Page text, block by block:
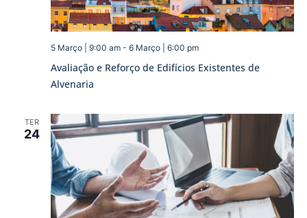
Avaliação e Reforço de Edifícios Existentes de
Alvenaria
5 Março | 9:00 am- 6 Março | 6:00 pm
TER
24